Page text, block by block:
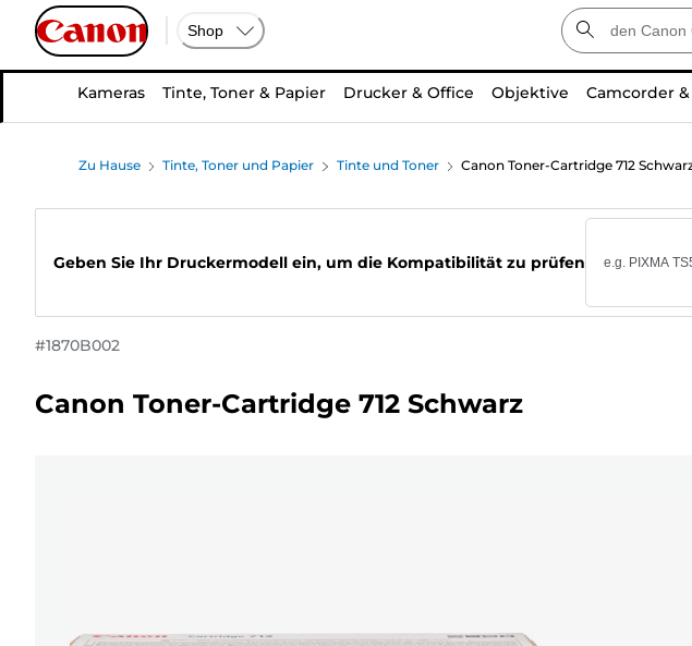
Shop
Kameras Tinte, Toner & Papier Drucker & Office Objektive Camcorder
Zu Hause Tinte, Toner und Papier Tinte und Toner Canon Toner-Cartridge 712
Geben Sie Ihr Druckermodell ein, um die Kompatibilität zu prüfen
#1870B002
Canon Toner-Cartridge 712 Schwarz